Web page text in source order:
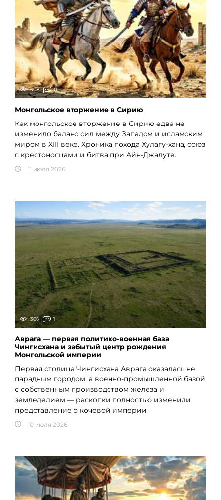
308 0
Монгольское вторжение в Сирию
Как монгольское вторжение в Сирию едва не
изменило баланс сил между Западом и исламским
миром в XIII веке. Хроника похода Хулагу-хана, союз
с крестоносцами и битва при Айн-Джалуте.
11 июля 2026
366 1
Аврага — первая политико-военная база
Чингисхана и забытый центр рождения
Монгольской империи
Первая столица Чингисхана Аврага оказалась не
парадным городом, а военно-промышленной базой
с собственным производством железа и
земледелием — раскопки полностью изменили
представление о кочевой империи.
10 июля 2026